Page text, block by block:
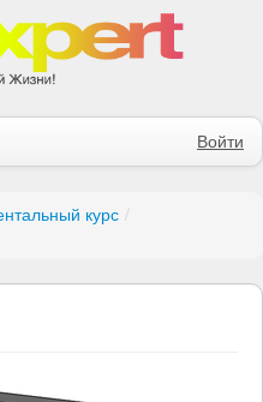
Войти
курс /